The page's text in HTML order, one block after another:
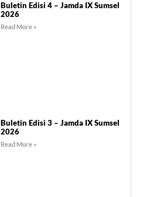
Buletin Edisi 4 – Jamda IX Sumsel
2026
Read More »
Buletin Edisi 3 – Jamda IX Sumsel
2026
Read More »